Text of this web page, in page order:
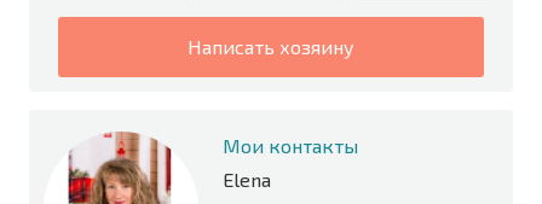
написать хозяину
Мои контакты
Elena